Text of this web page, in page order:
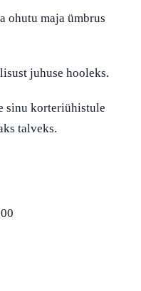
ohutu maja ümbrus
juhuse hooleks.
sinu korteriühistule
talveks.